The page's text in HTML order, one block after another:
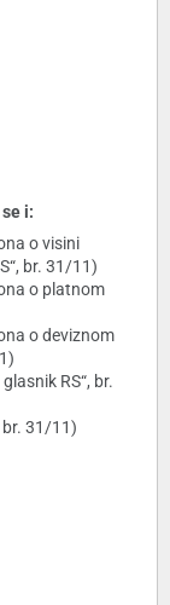
i:
o visini
br. 31/11)
o platnom
o deviznom
RS“, br.
br. 31/11)